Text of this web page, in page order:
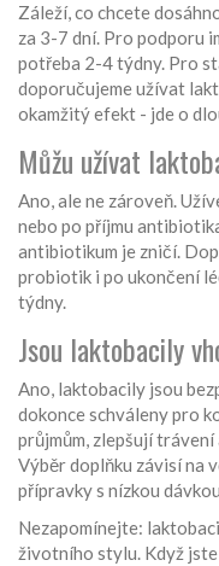
Záleží, co chcete
za 3-7 dní. Pro podporu
potřeba 2-4 týdny. Pro
doporučujeme užívat
okamžitý efekt - jde o
Můžu užívat
Ano, ale ne zároveň.
nebo po příjmu
antibiotikum je zničí.
probiotik i po ukončení
týdny.
Jsou laktobacily
Ano, laktobacily jsou
dokonce schváleny pro
průjmům, zlepšují
Výběr doplňku závisí na
přípravky s nízkou
Nezapomínejte:
životního stylu. Když